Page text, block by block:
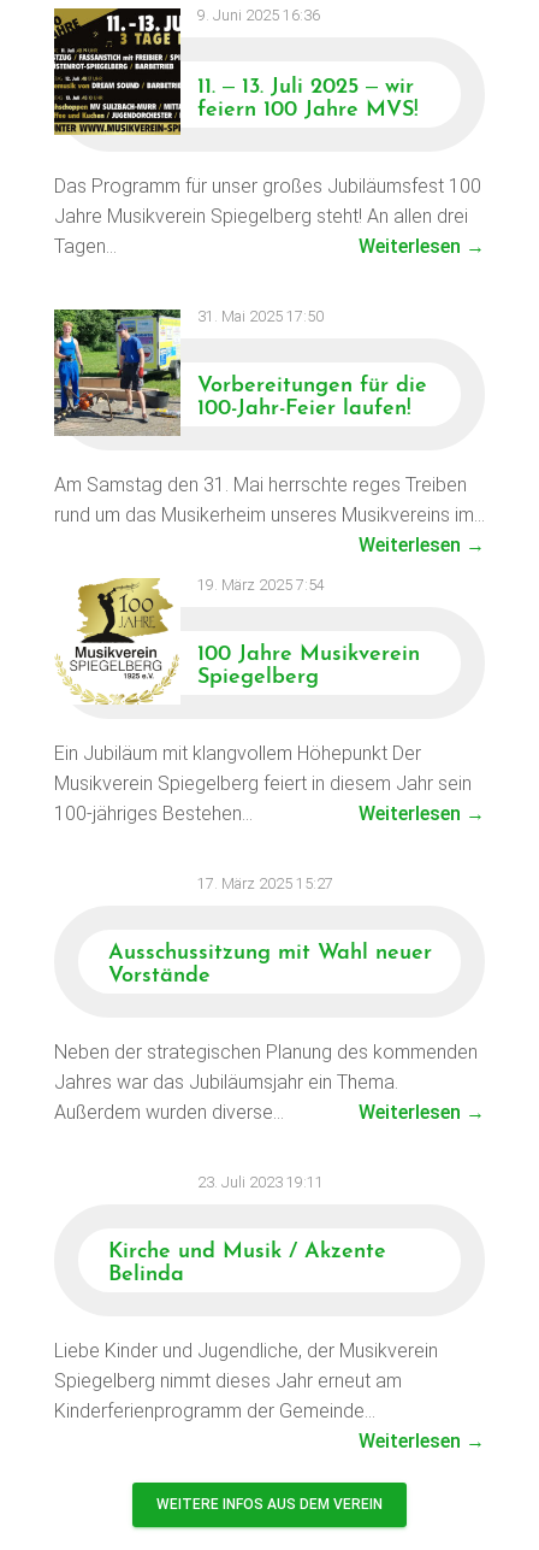
9. Juni 2025 16:36
11. – 13. Juli 2025 – wir
feiern 100 Jahre MVS!
Das Programm für unser großes Jubiläumsfest 100
Jahre Musikverein Spiegelberg steht! An allen drei
Tagen…
Weiterlesen →
31. Mai 2025 17:50
Vorbereitungen für die
100-Jahr-Feier laufen!
Am Samstag den 31. Mai herrschte reges Treiben
rund um das Musikerheim unseres Musikvereins im…
Weiterlesen →
19. März 2025 7:54
100 Jahre Musikverein
Spiegelberg
Ein Jubiläum mit klangvollem Höhepunkt Der
Musikverein Spiegelberg feiert in diesem Jahr sein
100-jähriges Bestehen…
Weiterlesen →
17. März 2025 15:27
Ausschussitzung mit Wahl neuer
Vorstände
Neben der strategischen Planung des kommenden
Jahres war das Jubiläumsjahr ein Thema.
Außerdem wurden diverse…
Weiterlesen →
23. Juli 2023 19:11
Kirche und Musik / Akzente
Belinda
Liebe Kinder und Jugendliche, der Musikverein
Spiegelberg nimmt dieses Jahr erneut am
Kinderferienprogramm der Gemeinde…
Weiterlesen →
WEITERE INFOS AUS DEM VEREIN